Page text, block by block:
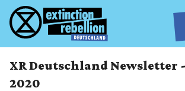
XR Deutschland Newsletter
2020